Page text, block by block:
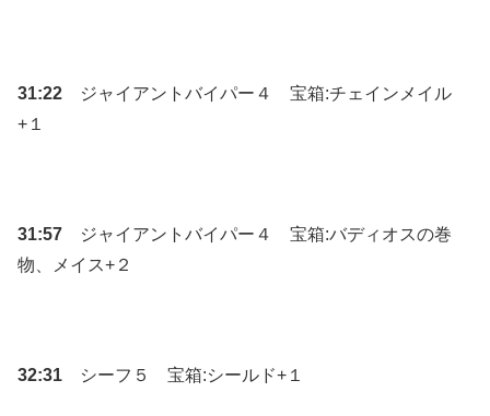
31:22 ジャイアントバイパー４ 宝箱:チェインメイル
+１
31:57 ジャイアントバイパー４ 宝箱:バディオスの巻
物、メイス+２
32:31 シーフ５ 宝箱:シールド+１